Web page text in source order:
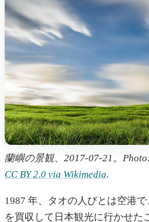
蘭嶼の景観、2017-07-21。
CC BY 2.0 via Wikimedia.
1987 年、タオの人びとは空港
を買収して日本観光に行かせた